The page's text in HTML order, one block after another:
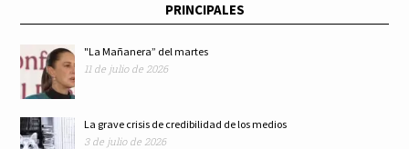
PRINCIPALES
"La Mañanera” del martes
11 de julio de 2026
La grave crisis de credibilidad de los medios
3 de julio de 2026